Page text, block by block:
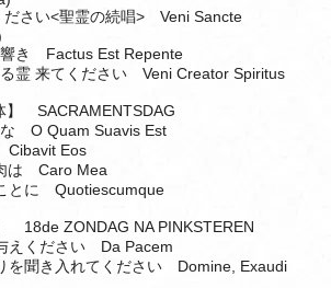
ださい<聖霊の続唱> Veni Sancte
響き Factus Est Repente
霊 来てください Veni Creator Spiritus
】 SACRAMENTSDAG
O Quam Suavis Est
Eos
は Caro Mea
とに Quotiescumque
18de ZONDAG NA PINKSTEREN
えください Da Pacem
を聞き入れてください Domine, Exaudi